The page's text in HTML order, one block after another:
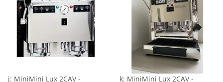
j: MiniMini Lux 2CAV -
k: MiniMini Lux 2CAV -